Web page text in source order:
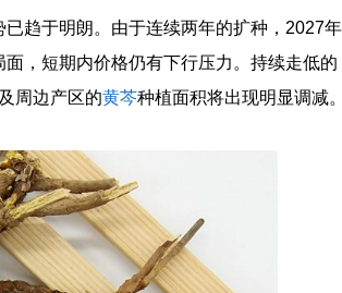
已趋于明朗。由于连续两年的扩种，2027年
，短期内价格仍有下行压力。持续走低的
周边产区的黄芩种植面积将出现明显调减